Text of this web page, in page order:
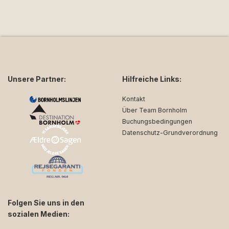
Unsere Partner:
Folgen Sie uns in den
sozialen Medien:
Hilfreiche Links:
Kontakt
Über Team Bornholm
Buchungsbedingungen
Datenschutz-Grundverordnung